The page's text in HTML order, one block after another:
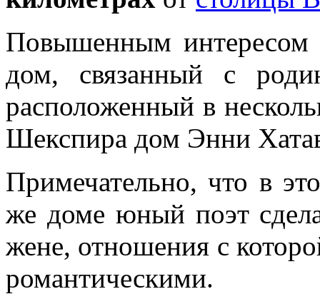
Повышенным интересом
дом, связанный с
расположенный в
Шекспира дом Энни
Примечательно, что в
же доме юный поэт
жене, отношения с
романтическими.